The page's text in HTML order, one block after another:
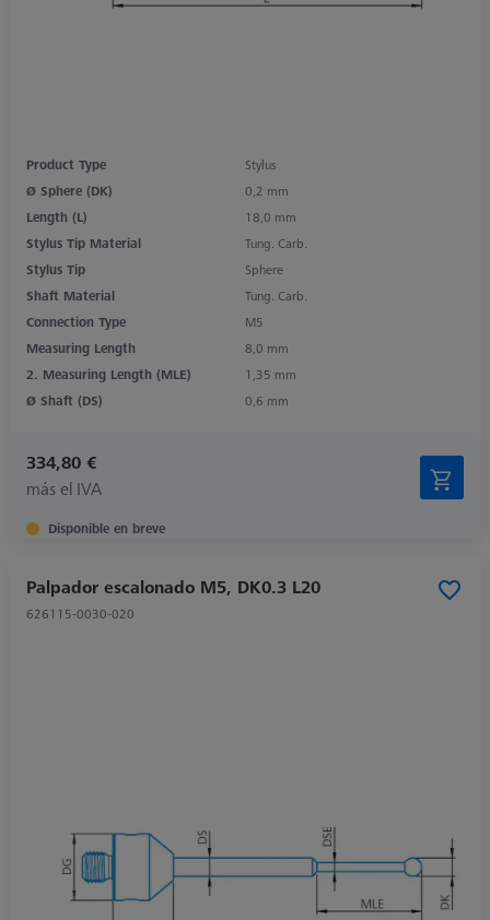
Product Type
Stylus
Ø Sphere (DK)
0,2 mm
Length (L)
18,0 mm
Stylus Tip Material
Tung. Carb.
Stylus Tip
Sphere
Shaft Material
Tung. Carb.
Connection Type
M5
Measuring Length
8,0 mm
2. Measuring Length (MLE)
1,35 mm
Ø Shaft (DS)
0,6 mm
334,80 €
más el IVA
Disponible en breve
Palpador escalonado M5, DK0.3 L20
626115-0030-020